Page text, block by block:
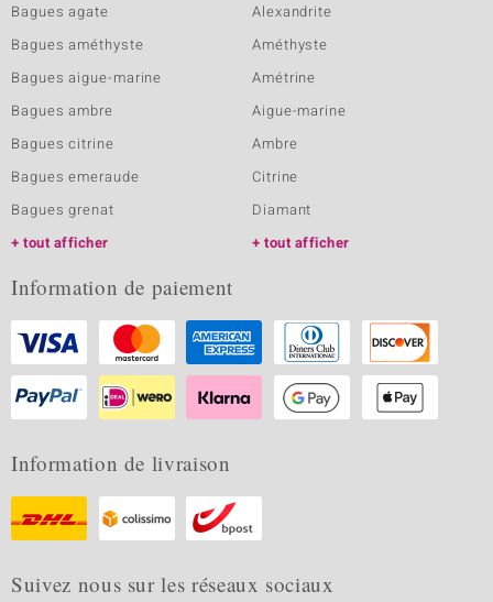
Bagues agate
Bagues améthyste
Bagues aigue-marine
Bagues ambre
Bagues citrine
Bagues emeraude
Bagues grenat
tout afficher
Alexandrite
Améthyste
Amétrine
Aigue-marine
Ambre
Citrine
Diamant
tout afficher
Information de paiement
Information de livraison
Suivez nous sur les réseaux sociaux